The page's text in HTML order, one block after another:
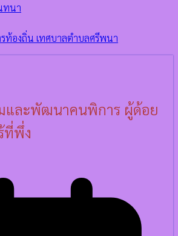
ทนา
ท้องถิ่น เทศบาลตำบลศรีพนา
มและพัฒนาคนพิการ ผู้ด้อย
ที่พึ่ง